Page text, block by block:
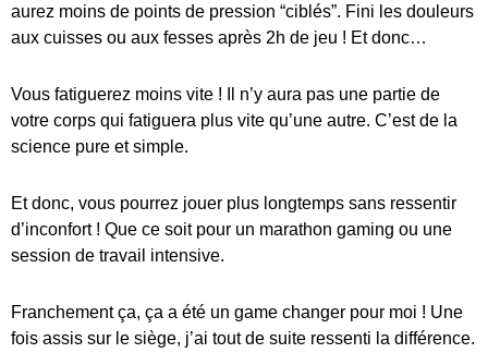
aurez moins de points de pression “ciblés”. Fini les douleurs
aux cuisses ou aux fesses après 2h de jeu ! Et donc…
Vous fatiguerez moins vite ! Il n’y aura pas une partie de
votre corps qui fatiguera plus vite qu’une autre. C’est de la
science pure et simple.
Et donc, vous pourrez jouer plus longtemps sans ressentir
d’inconfort ! Que ce soit pour un marathon gaming ou une
session de travail intensive.
Franchement ça, ça a été un game changer pour moi ! Une
fois assis sur le siège, j’ai tout de suite ressenti la différence.